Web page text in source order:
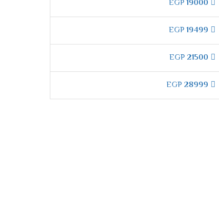
تحويل الثلج الى مياه يتم التخلص منها
المادية .
19000
19499
21500
28999